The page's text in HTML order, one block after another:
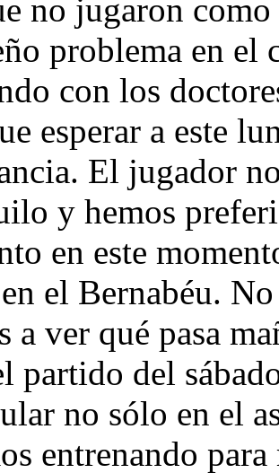
no jugaron
problema en el
con los
esperar a este
El jugador
y hemos
en este
el Bernabéu.
a ver qué pasa
partido del
no sólo en el
entrenando